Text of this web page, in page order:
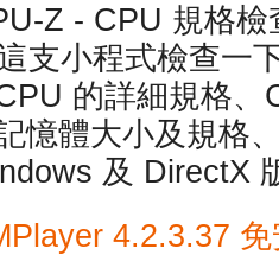
Z - CPU 規格
支小程式檢查一
的詳細規格
憶體大小及規格
及 DirectX
4.2.3.37